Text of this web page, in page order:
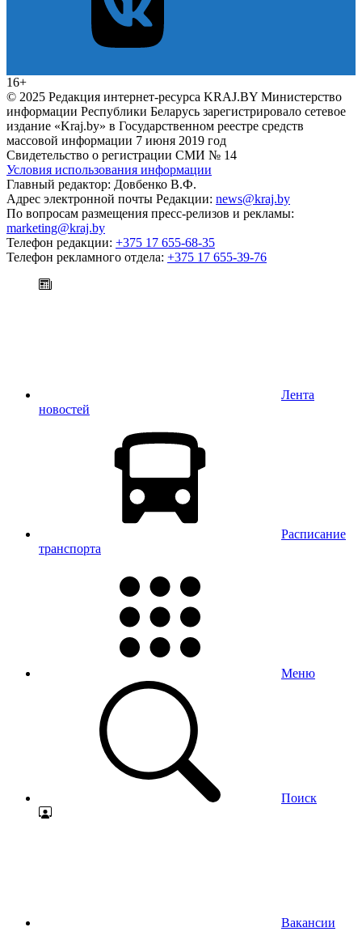
16+
© 2025 Редакция интернет-ресурса KRAJ.BY Министерство
информации Республики Беларусь зарегистрировало сетевое
издание «Kraj.by» в Государственном реестре средств
массовой информации 7 июня 2019 год
Свидетельство о регистрации СМИ № 14
Условия использования информации
Главный редактор: Довбенко В.Ф.
Адрес электронной почты Редакции: news@kraj.by
По вопросам размещения пресс-релизов и рекламы:
marketing@kraj.by
Телефон редакции: +375 17 655-68-35
Телефон рекламного отдела: +375 17 655-39-76
Лента
новостей
Расписание
транспорта
Меню
Поиск
Вакансии